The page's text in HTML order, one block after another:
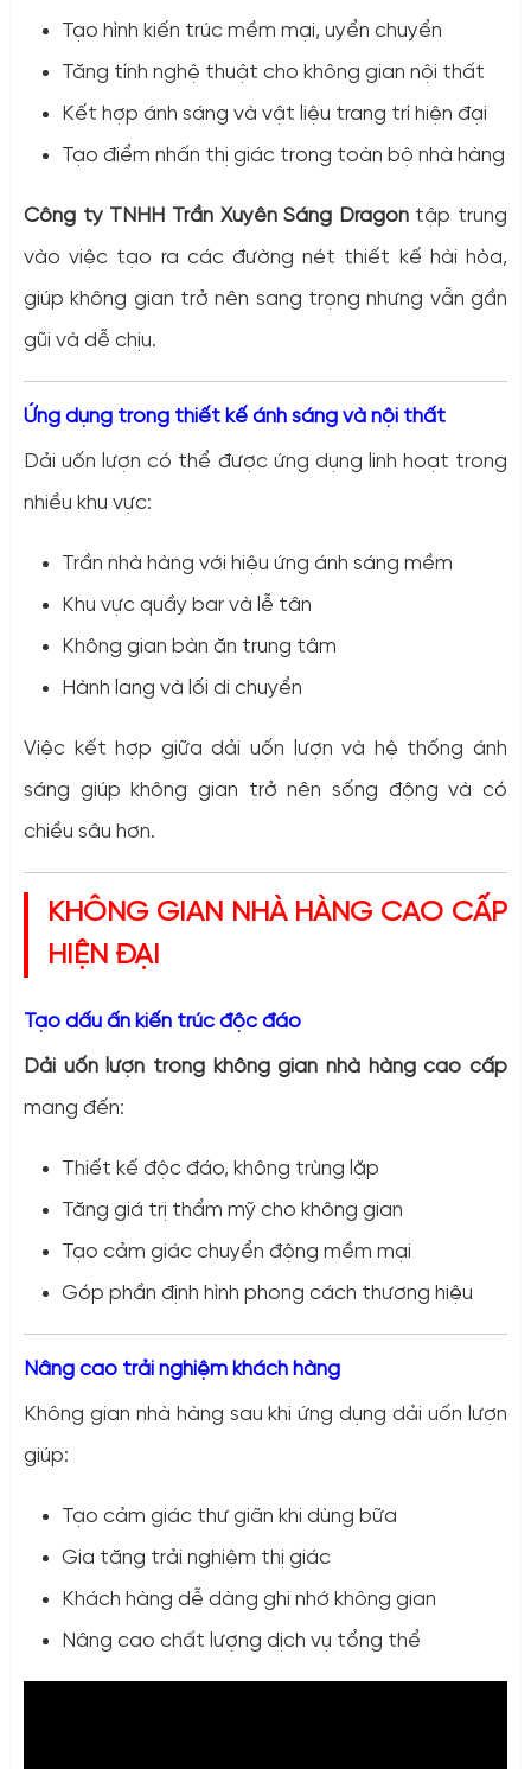
Tạo hình kiến trúc mềm mại, uyển chuyển
Tăng tính nghệ thuật cho không gian nội thất
Kết hợp ánh sáng và vật liệu trang trí hiện đại
Tạo điểm nhấn thị giác trong toàn bộ nhà hàng
Công ty TNHH Trần Xuyên Sáng Dragontập trung
vào việc tạo ra các đường nét thiết kế hài hòa,
giúp không gian trở nên sang trọng nhưng vẫn gần
gũi và dễ chịu.
Ứng dụng trong thiết kế ánh sáng và nội thất
Dải uốn lượn có thể được ứng dụng linh hoạt trong
nhiều khu vực:
Trần nhà hàng với hiệu ứng ánh sáng mềm
Khu vực quầy bar và lễ tân
Không gian bàn ăn trung tâm
Hành lang và lối di chuyển
Việc kết hợp giữa dải uốn lượn và hệ thống ánh
sáng giúp không gian trở nên sống động và có
chiều sâu hơn.
KHÔNG GIAN NHÀ HÀNG CAO CẤP
HIỆN ĐẠI
Tạo dấu ấn kiến trúc độc đáo
Dải uốn lượn trong không gian nhà hàng cao cấp
mang đến:
Thiết kế độc đáo, không trùng lặp
Tăng giá trị thẩm mỹ cho không gian
Tạo cảm giác chuyển động mềm mại
Góp phần định hình phong cách thương hiệu
Nâng cao trải nghiệm khách hàng
Không gian nhà hàng sau khi ứng dụng dải uốn lượn
giúp:
Tạo cảm giác thư giãn khi dùng bữa
Gia tăng trải nghiệm thị giác
Khách hàng dễ dàng ghi nhớ không gian
Nâng cao chất lượng dịch vụ tổng thể